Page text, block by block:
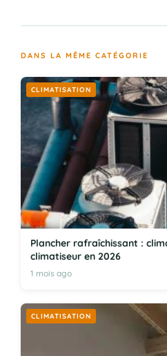
DANS LA MÊME CATÉGORIE
CLIMATISATION
Plancher rafraîchissant :
climatiseur en 2026
1 mois ago
CLIMATISATION